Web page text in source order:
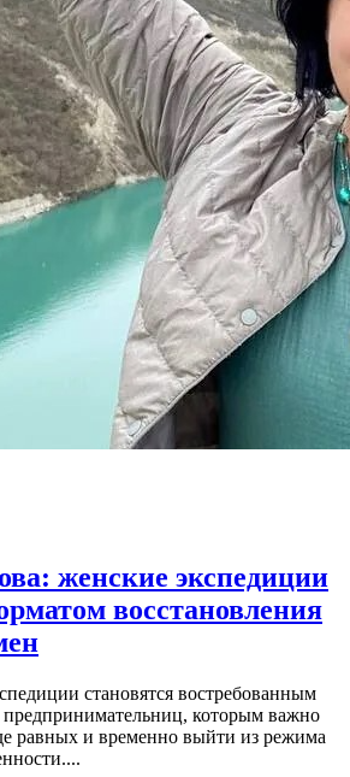
женские экспедиции
восстановления
становятся востребованным
которым важно
равных и временно выйти из режима